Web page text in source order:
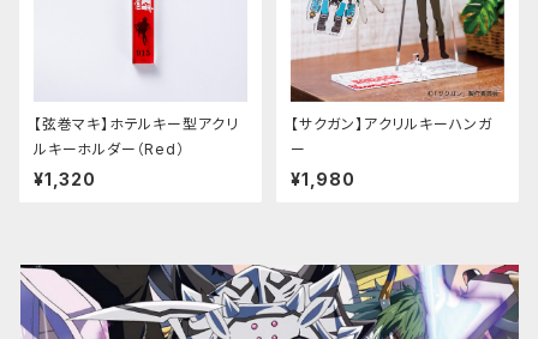
【弦巻マキ】ホテルキー型アクリ
ルキーホルダー（Red）
¥1,320
【サクガン】アクリルキーハンガ
ー
¥1,980